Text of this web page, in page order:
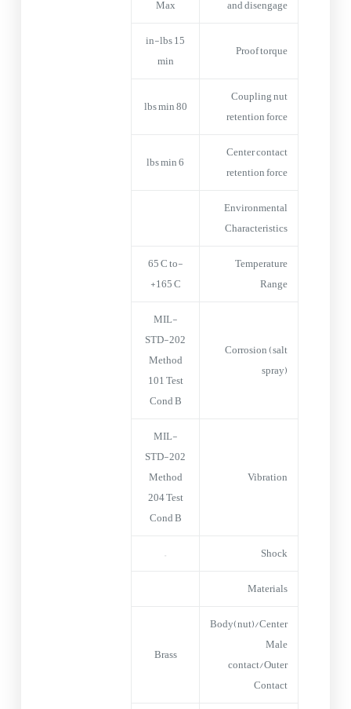
and disengage
Max
Proof torque
15 in-lbs
min
Coupling nut
retention force
80 lbs min
Center contact
retention force
6 lbs min
Environmental
Characteristics
Temperature
Range
-65°C to
+165°C
Corrosion (salt
spray)
MIL-
STD-202
Method
101 Test
Cond B
Vibration
MIL-
STD-202
Method
204 Test
Cond B
Shock
–
Materials
Body(nut)/Center
Male
contact/Outer
Contact
Brass